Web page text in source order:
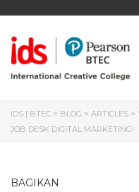
IDS | BTEC > BLOG > ARTICLES >
JOB DESK DIGITAL MARKETING!
BAGIKAN